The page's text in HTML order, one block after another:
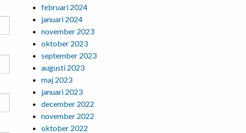
februari 2024
januari 2024
november 2023
oktober 2023
september 2023
augusti 2023
maj 2023
januari 2023
december 2022
november 2022
oktober 2022